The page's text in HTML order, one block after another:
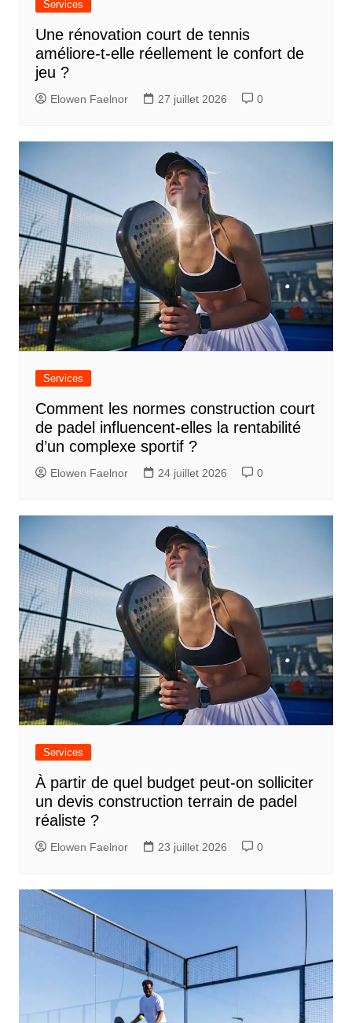
Services
Une rénovation court de tennis
améliore-t-elle réellement le confort de
jeu ?
Elowen Faelnor 27 juillet 2026 0
Services
Comment les normes construction court
de padel influencent-elles la rentabilité
d’un complexe sportif ?
Elowen Faelnor 24 juillet 2026 0
Services
À partir de quel budget peut-on solliciter
un devis construction terrain de padel
réaliste ?
Elowen Faelnor 23 juillet 2026 0